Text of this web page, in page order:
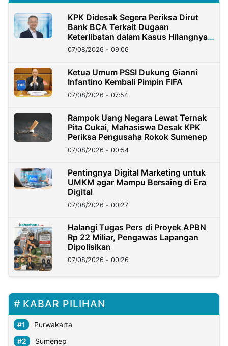
KPK Didesak Segera Periksa Dirut
Bank BCA Terkait Dugaan
Keterlibatan dalam Kasus Hilangnya
Dana Nasabah Rp2,58 Miliar
07/08/2026 - 09:06
Ketua Umum PSSI Dukung Gianni
Infantino Kembali Pimpin FIFA
07/08/2026 - 07:54
Rampok Uang Negara Lewat Ternak
Pita Cukai, Mahasiswa Desak KPK
Periksa Pengusaha Rokok Sumenep
07/08/2026 - 00:54
Pentingnya Digital Marketing untuk
UMKM agar Mampu Bersaing di Era
Digital
07/08/2026 - 00:27
Halangi Tugas Pers di Proyek APBN
Rp 22 Miliar, Pengawas Lapangan
Dipolisikan
07/08/2026 - 00:26
KABAR PILIHAN
Purwakarta
Sumenep